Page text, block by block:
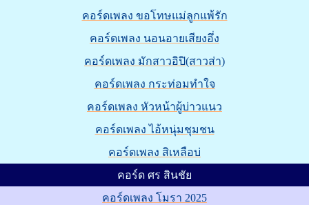
คอร์ดเพลง ขอโทษแม่ลูกแพ้รัก
คอร์ดเพลง นอนอายเสียงอึ่ง
คอร์ดเพลง มักสาวอิปิ(สาวส่า)
คอร์ดเพลง กระท่อมทำใจ
คอร์ดเพลง หัวหน้าผู้บ่าวแนว
คอร์ดเพลง ไอ้หนุ่มชุมชน
คอร์ดเพลง สิเหลือบ่
คอร์ด ศร สินชัย
คอร์ดเพลง โมรา 2025